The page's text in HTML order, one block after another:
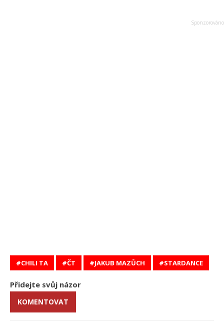
CHILI TA ČT JAKUB MAZŮCH STARDANCE
Přidejte svůj názor
KOMENTOVAT